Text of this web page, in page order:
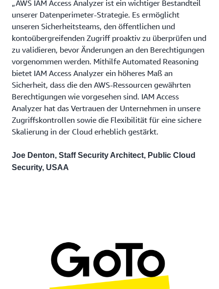
„AWS IAM Access Analyzer ist ein wichtiger Bestandteil
unserer Datenperimeter-Strategie. Es ermöglicht
unseren Sicherheitsteams, den öffentlichen und
kontoübergreifenden Zugriff proaktiv zu überprüfen und
zu validieren, bevor Änderungen an den Berechtigungen
vorgenommen werden. Mithilfe Automated Reasoning
bietet IAM Access Analyzer ein höheres Maß an
Sicherheit, dass die den AWS-Ressourcen gewährten
Berechtigungen wie vorgesehen sind. IAM Access
Analyzer hat das Vertrauen der Unternehmen in unsere
Zugriffskontrollen sowie die Flexibilität für eine sichere
Skalierung in der Cloud erheblich gestärkt.
Joe Denton, Staff Security Architect, Public Cloud
Security, USAA